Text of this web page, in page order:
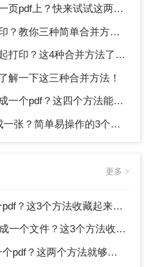
PDF文件。
PDF”，将合并后的文件保
个pdf的方法介绍了。将多个
档处理中的一项常见任务。
件、在线PDF合并工具或操作
保护文件的安全性和隐私性，
的PDF文件易于阅读和分享。
上？快来试试这两种方法吧！
教你三种简单合并方法！
？这4种合并方法了解一下！
解一下这三种合并方法！
pdf？这四个方法能帮助大家！
？简单易操作的3个方法！
更多 >
？这3个方法收藏起来吧！
文件？这3个方法收藏起来吧！
？这两个方法就够用啦!